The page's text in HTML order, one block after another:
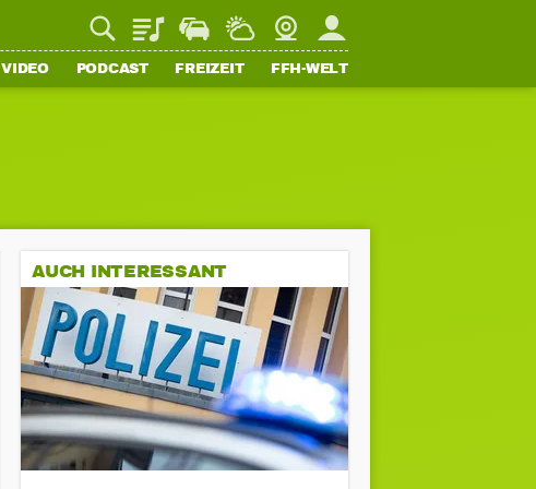
PlaylistStaupilotWetterWebcamMein FFH
VIDEO PODCAST FREIZEIT FFH-WELT
AUCH INTERESSANT